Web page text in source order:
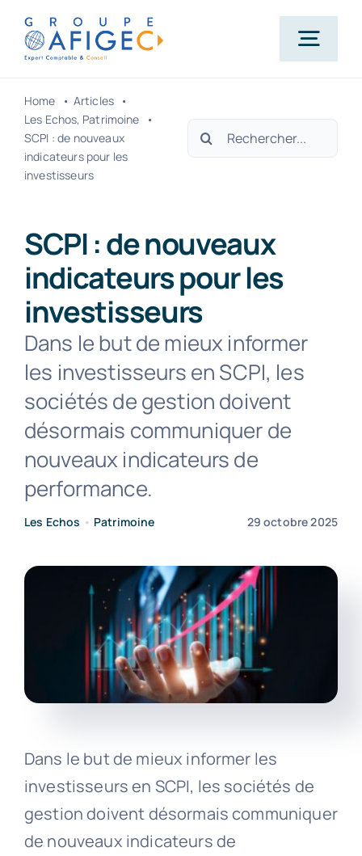
Passer
contenu
Actualités
Carrière
Contact
Home
Articles
Les Echos Patrimoine
SCPI : de nouveaux
indicateurs pour les
investisseurs
Rechercher:
SCPI : de nouveaux
indicateurs pour les
investisseurs
Dans le but de mieux informer
les investisseurs en SCPI, les
sociétés de gestion doivent
désormais communiquer de
nouveaux indicateurs de
performance.
Les Echos • Patrimoine 29 octobre 2025
Dans le but de mieux informer les
investisseurs en SCPI, les sociétés de
gestion doivent désormais communiquer
de nouveaux indicateurs de